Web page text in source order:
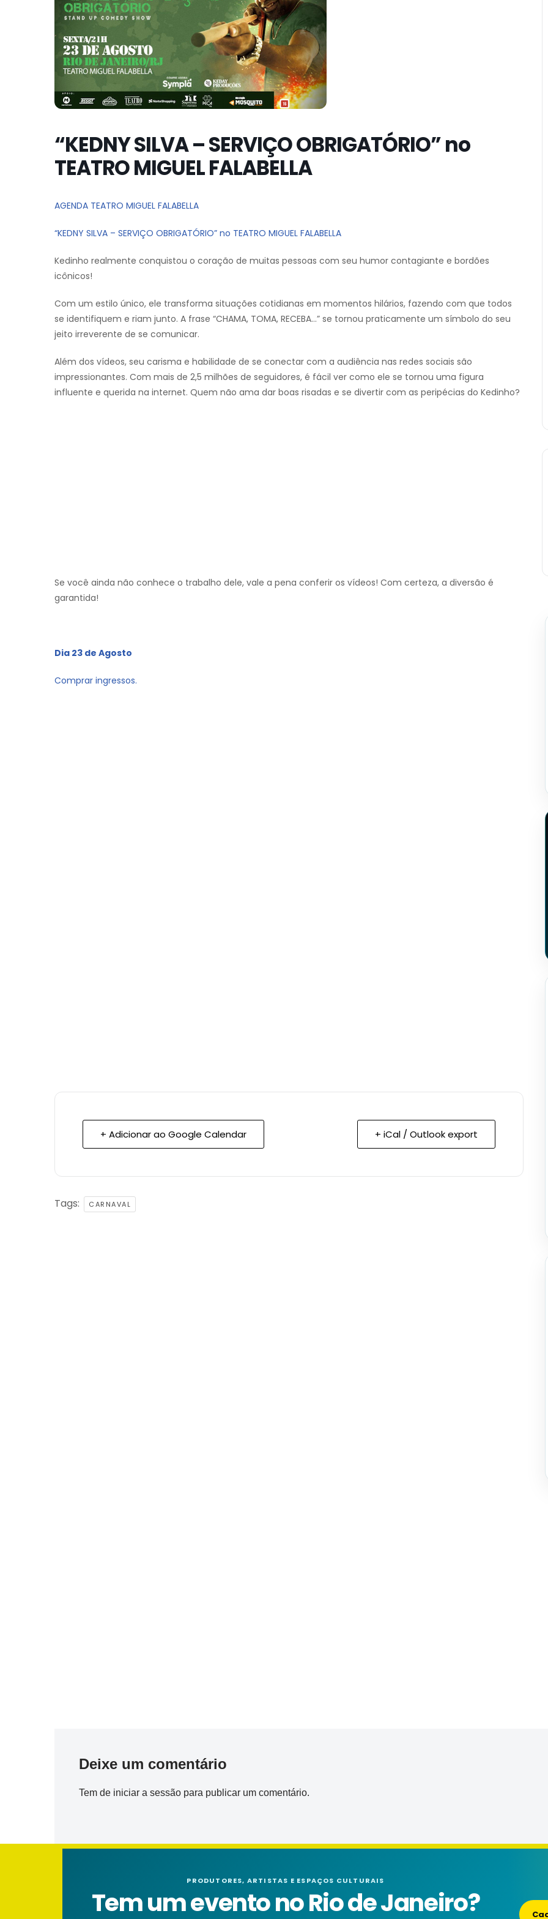
“KEDNY SILVA – SERVIÇO OBRIGATÓRIO” no
TEATRO MIGUEL FALABELLA
AGENDA TEATRO MIGUEL FALABELLA
“KEDNY SILVA – SERVIÇO OBRIGATÓRIO” no TEATRO MIGUEL FALABELLA
Kedinho realmente conquistou o coração de muitas pessoas com seu humor contagiante e bordões
icônicos!
Com um estilo único, ele transforma situações cotidianas em momentos hilários, fazendo com que todos
se identifiquem e riam junto. A frase “CHAMA, TOMA, RECEBA…” se tornou praticamente um símbolo do seu
jeito irreverente de se comunicar.
Além dos vídeos, seu carisma e habilidade de se conectar com a audiência nas redes sociais são
impressionantes. Com mais de 2,5 milhões de seguidores, é fácil ver como ele se tornou uma figura
influente e querida na internet. Quem não ama dar boas risadas e se divertir com as peripécias do Kedinho?
Se você ainda não conhece o trabalho dele, vale a pena conferir os vídeos! Com certeza, a diversão é
garantida!
Dia 23 de Agosto
Comprar ingressos.
+ Adicionar ao Google Calendar + iCal / Outlook export
Tags: CARNAVAL
Deixe um comentário
Tem de iniciar a sessão para publicar um comentário.
PRODUTORES, ARTISTAS E ESPAÇOS CULTURAIS
Tem um evento no Rio de Janeiro?